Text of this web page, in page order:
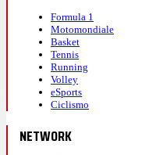
Formula 1
Motomondiale
Basket
Tennis
Running
Volley
eSports
Ciclismo
NETWORK